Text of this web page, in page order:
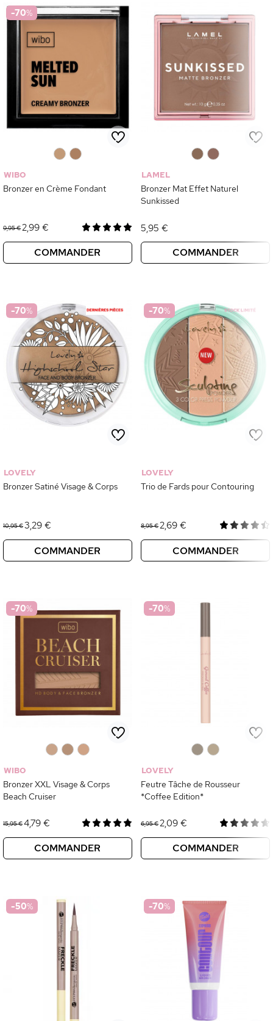
-70%
WIBO
Bronzer en Crème Fondant
9,95 €2,99 €
COMMANDER
LAMEL
Bronzer Mat Effet Naturel
Sunkissed
5,95 €
COMMANDER
-70%
LOVELY
Bronzer Satiné Visage & Corps
10,95 €3,29 €
COMMANDER
-70%
LOVELY
Trio de Fards pour Contouring
8,95 €2,69 €
COMMANDER
-70%
WIBO
Bronzer XXL Visage & Corps
Beach Cruiser
15,95 €4,79 €
COMMANDER
-70%
LOVELY
Feutre Tâche de Rousseur
*Coffee Edition*
6,95 €2,09 €
COMMANDER
-50% -70%